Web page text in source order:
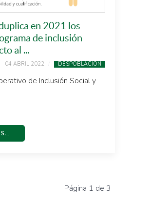
en 2021 los
de inclusión
al ...
04 ABRIL 2022 DESPOBLACIÓN
de Inclusión Social y
Página 1 de 3